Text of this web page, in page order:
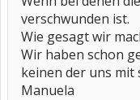
verschwunden ist.
Wie gesagt wir
Wir haben schon
keinen der uns mit
Manuela